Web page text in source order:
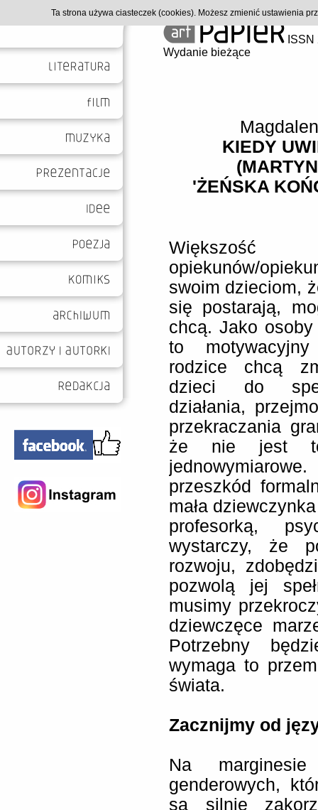
Wydanie bieżące
KIEDY
'ŻEŃSKA
opiekunów/
swoim dzieciom,
się postarają,
chcą. Jako osoby
to
rodzice chcą
dzieci do
działania,
przekraczania
że nie jest
przeszkód
mała
profesorką,
wystarczy, że
rozwoju,
pozwolą jej
musimy
dziewczęce
Potrzebny
wymaga to
świata.
Zacznijmy od
Na
genderowych,
są silnie
Ta strona używa ciasteczek (cookies). Możesz zmienić ustawienia